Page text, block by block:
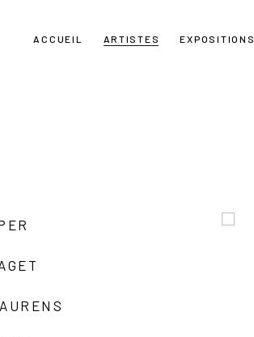
ACCUEIL ARTISTES EXPOSITIONS